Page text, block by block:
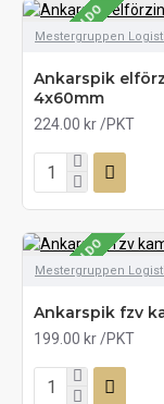
SE LAGERSALDO
Mestergruppen
Ankarspik
4x60mm
224.00 kr /PKT
SE LAGERSALDO
Mestergruppen
Ankarspik fzv
199.00 kr /PKT